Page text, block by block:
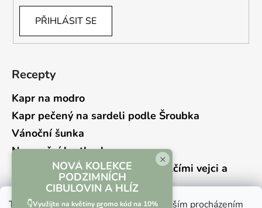
Tento web používá soubory cookie. Dalším procházením
PŘIHLÁSIT SE
Recepty
Kapr na modro
Kapr pečený na sardeli podle Šroubka
Vánoční šunka
Novoroční hrstkovka
Lehký bramborový salát s křepelčími vejci a
kyselou okurkou
×
NOVÁ KOLEKCE
PODZIMNÍCH
CIBULOVIN A HLÍZ
👇Využijte na květiny promo kód na 10%